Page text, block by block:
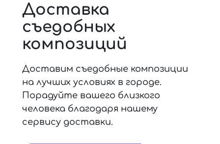
Доставка
съедобных
композиций
Доставим съедобные композиции
на лучших условиях в городе.
Порадуйте вашего близкого
человека благодаря нашему
сервису доставки.